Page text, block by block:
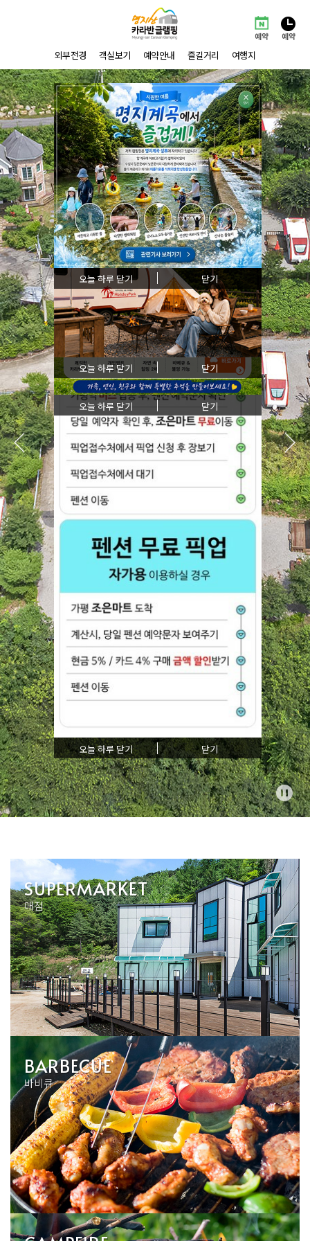
예약
예약
외부전경 객실보기 예약안내 즐길거리 여행지
오늘 하루 닫기 닫기
오늘 하루 닫기 닫기
오늘 하루 닫기 닫기
오늘 하루 닫기
닫기
오늘 하루 닫기
닫기
SUPERMARKET
매점
BARBECUE
바비큐